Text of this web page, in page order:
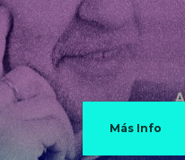
Más Info